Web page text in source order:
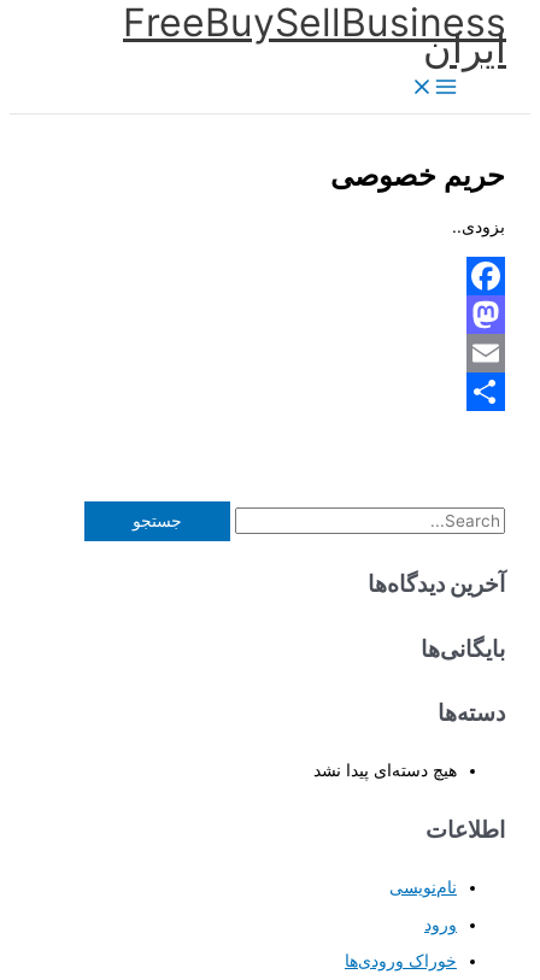
پرش
محتوا
FreeBuySellBusiness
ایران
حریم خصوصی
بزودی..
Facebook
Mastodon
Email
ج
و
ر
آخرین دیدگاه‌ها
بایگانی‌ها
دسته‌ها
هیچ دسته‌ای پیدا نشد
اطلاعات
نام‌نویسی
ورود
خوراک ورودی‌ها